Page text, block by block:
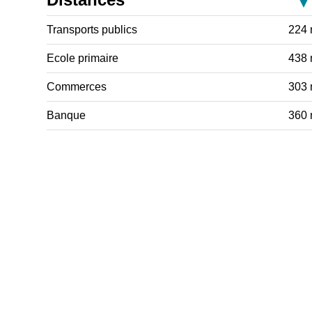
Transports publics 224
Ecole primaire 438
Commerces 303
Banque 360